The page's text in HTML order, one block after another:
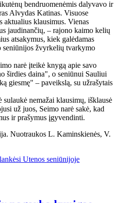
bendruomenėmis dalyvavo ir
Alvydas Katinas. Visuose
aktualius klausimus. Vienas
jaudinančių, – rajono kaimo kelių
atsakymus, kiek galėdamas
seniūnijos žvyrkelių tvarkymo
narė įteikė knygą apie savo
širdies daina", o seniūnui Sauliui
giesmę" – paveikslą, su užrašytais
nemažai klausimų, išklausė
už juos, Seimo narė sakė, kad
ir prašymus įgyvendinti.
Nuotraukos L. Kaminskienės, V.
Utenos seniūnijoje